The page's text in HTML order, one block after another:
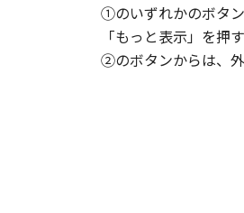
①のいずれかのボタ
「もっと表示」を押
②のボタンからは、